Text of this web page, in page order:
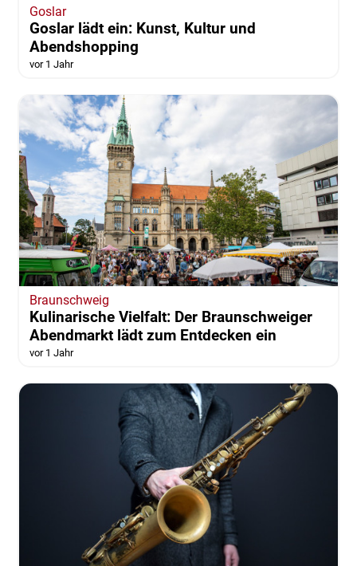
Goslar
Goslar lädt ein: Kunst, Kultur und
Abendshopping
vor 1 Jahr
Braunschweig
Kulinarische Vielfalt: Der Braunschweiger
Abendmarkt lädt zum Entdecken ein
vor 1 Jahr